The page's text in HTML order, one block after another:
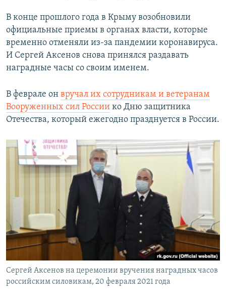
В конце прошлого года в Крыму возобновили
официальные приемы в органах власти, которые
временно отменяли из-за пандемии коронавируса.
И Сергей Аксенов снова принялся раздавать
наградные часы со своим именем.
В феврале он вручал их сотрудникам и ветеранам
Вооруженных сил России ко Дню защитника
Отечества, который ежегодно празднуется в России.
Сергей Аксенов на церемонии вручения наградных часов
российским силовикам, 20 февраля 2021 года